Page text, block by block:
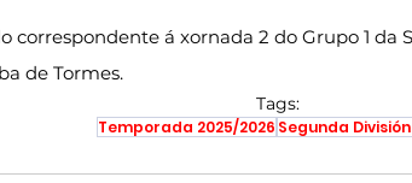
correspondente á xornada 2 do Grupo 1 da
de Tormes.
Tags:
Temporada 2025/2026 Segunda División